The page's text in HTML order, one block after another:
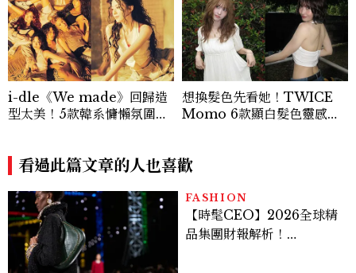
i-dle《We made》回歸造
型太美！5款韓系慵懶氛圍感
想換髮色先看她！TWICE
Momo 6款顯白髮色靈感推
看過此篇文章的人也喜歡
FASHION
【時髦CEO】2026全球精
品集團財報解析！